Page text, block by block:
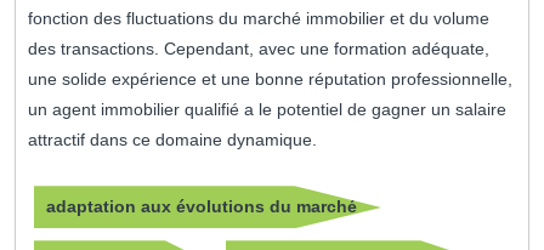
fonction des fluctuations du marché immobilier et du volume
des transactions. Cependant, avec une formation adéquate,
une solide expérience et une bonne réputation professionnelle,
un agent immobilier qualifié a le potentiel de gagner un salaire
attractif dans ce domaine dynamique.
adaptation aux évolutions du marché